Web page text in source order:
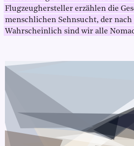
Flugzeughersteller erzählen die
menschlichen Sehnsucht, der
Wahrscheinlich sind wir alle